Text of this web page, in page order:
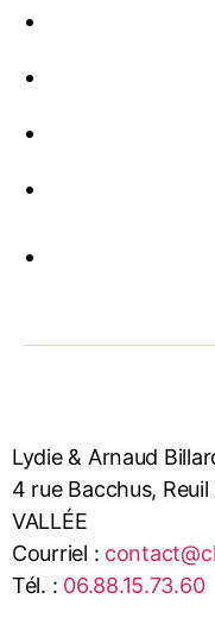
Lydie & Arnaud
4 rue Bacchus,
VALLÉE
Courriel :
Tél. : 06.88.15.73.60